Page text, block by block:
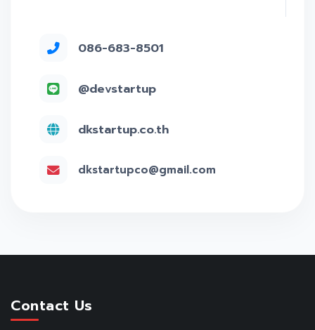
086-683-8501
@devstartup
dkstartup.co.th
dkstartupco@gmail.com
Contact Us